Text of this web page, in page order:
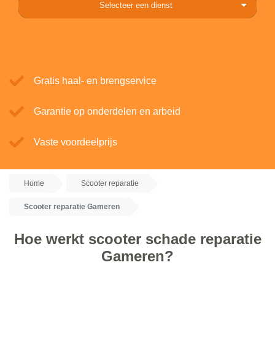
Selecteer een dienst
Gratis haal- en brengservice
Garantie op onderdelen en arbeid
Vaste voordeelprijs
Home Scooter reparatie
Scooter reparatie Gameren
Hoe werkt scooter schade reparatie
Gameren?